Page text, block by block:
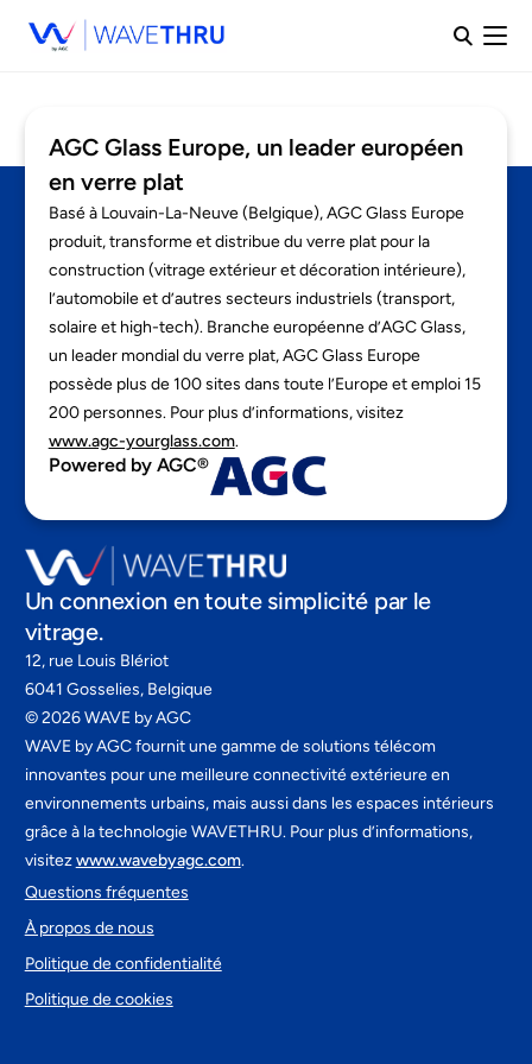
AGC Glass Europe, un leader européen
en verre plat
Basé à Louvain-La-Neuve (Belgique), AGC Glass Europe
produit, transforme et distribue du verre plat pour la
construction (vitrage extérieur et décoration intérieure),
l’automobile et d’autres secteurs industriels (transport,
solaire et high-tech). Branche européenne d’AGC Glass,
un leader mondial du verre plat, AGC Glass Europe
possède plus de 100 sites dans toute l’Europe et emploi 15
200 personnes. Pour plus d’informations, visitez
www.agc-yourglass.com.
Powered by AGC®
WAVE by AGC fournit une gamme de solutions télécom
innovantes pour une meilleure connectivité extérieure en
environnements urbains, mais aussi dans les espaces intérieurs
grâce à la technologie WAVETHRU. Pour plus d’informations,
visitezwww.wavebyagc.com.
Questions fréquentes
À propos de nous
Politique de confidentialité
Politique de cookies
Un connexion en toute simplicité par le
vitrage.
12, rue Louis Blériot
6041 Gosselies, Belgique
©2026WAVE by AGC
FR